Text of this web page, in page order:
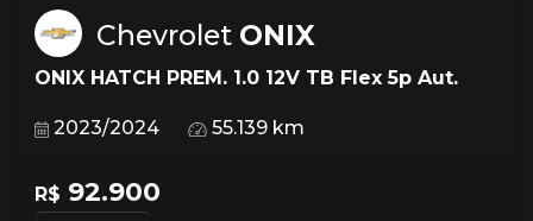
Chevrolet ONIX
ONIX HATCH PREM. 1.0 12V TB Flex 5p Aut.
2023/2024 55.139 km
R$ 92.900